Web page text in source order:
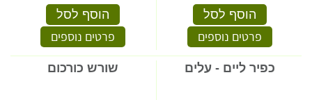
הוסף לסל
פרטים נוספים
הוסף לסל
פרטים נוספים
כפיר ליים - עלים שורש כורכום